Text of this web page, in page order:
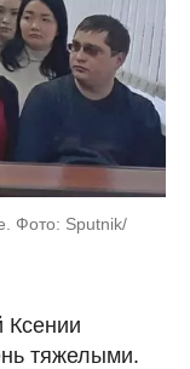
Фото: Sputnik/
Ксении
тяжелыми.